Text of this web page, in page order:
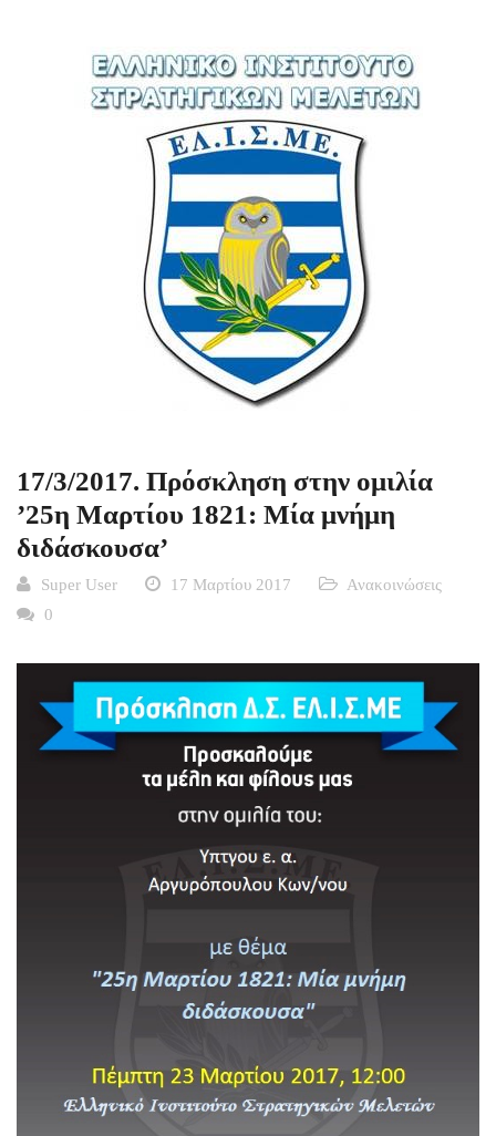
17/3/2017. Πρόσκληση στην ομιλία
’25η Μαρτίου 1821: Μία μνήμη
διδάσκουσα’
Super User 17 Μαρτίου 2017
Ανακοινώσεις
0